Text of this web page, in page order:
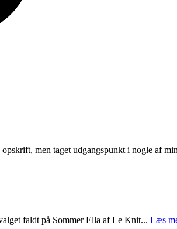
men taget udgangspunkt i nogle af
faldt på Sommer Ella af Le Knit... Læs